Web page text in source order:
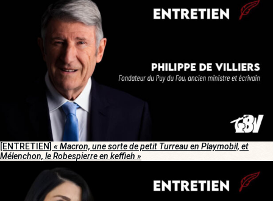
[ENTRETIEN] « Macron, une sorte de petit Turreau en Playmobil, et
Mélenchon, le Robespierre en keffieh »